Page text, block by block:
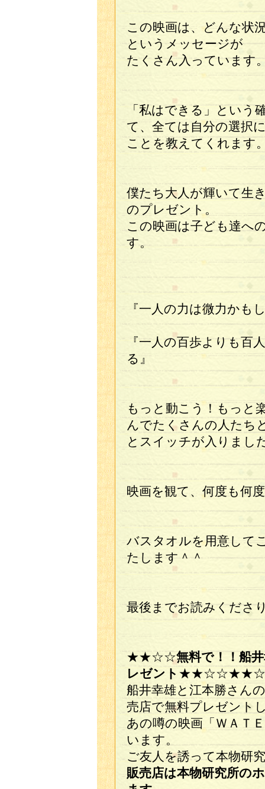
この映画は、どんな状
というメッセージが
たくさん入っています
「私はできる」という
て、全ては自分の選択
ことを教えてくれます
僕たち大人が輝いて生
のプレゼント。
この映画は子ども達へ
す。
『一人の力は微力かも
『一人の百歩よりも百
る』
もっと動こう！もっと
んでたくさんの人たち
とスイッチが入りまし
映画を観て、何度も何
バスタオルを用意して
たします＾＾
最後までお読みくださ
★★☆☆無料で！！船
レゼント
船井幸雄と江本勝さん
売店で無料プレゼント
あの噂の映画「ＷＡＴ
います。
ご友人を誘って本物研
販売店は本物研究所の